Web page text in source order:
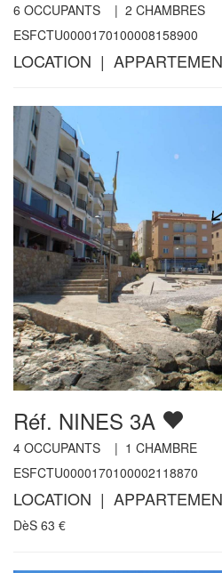
6 OCCUPANTS | 2 CHAMBRES
ESFCTU0000170100008158900
LOCATION |
Réf. NINES 3A
4 OCCUPANTS | 1 CHAMBRE
ESFCTU0000170100002118870
LOCATION |
DèS 63 €